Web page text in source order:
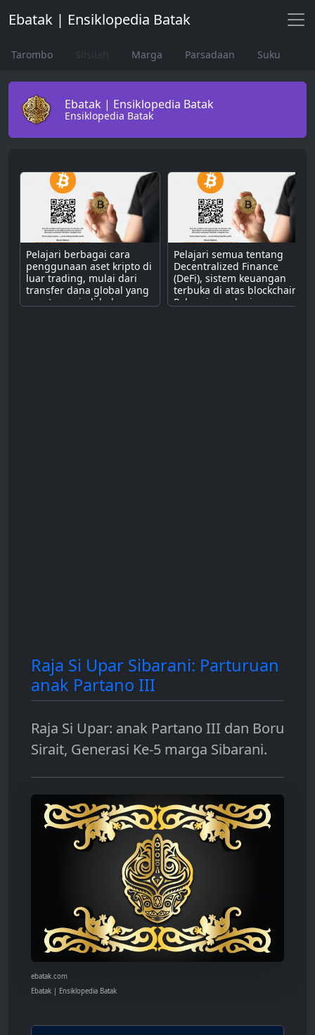
Ebatak | Ensiklopedia Batak
Tarombo Marga Parsadaan Suku
Ebatak | Ensiklopedia Batak
Ensiklopedia Batak
Pelajari berbagai cara
penggunaan aset kripto di
luar trading, mulai dari
transfer dana global yang
cepat, menjadi bahan
Pelajari semua tentang
Decentralized Finance
(DeFi), sistem keuangan
terbuka di atas blockchain.
Pahami cara kerjanya
Raja Si Upar Sibarani: Parturuan
anak Partano III
Raja Si Upar: anak Partano III dan Boru
Sirait, Generasi Ke-5 marga Sibarani.
ebatak.com
Ebatak | Ensiklopedia Batak